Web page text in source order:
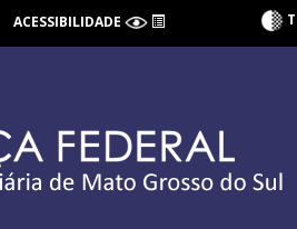
ACESSIBILIDADE